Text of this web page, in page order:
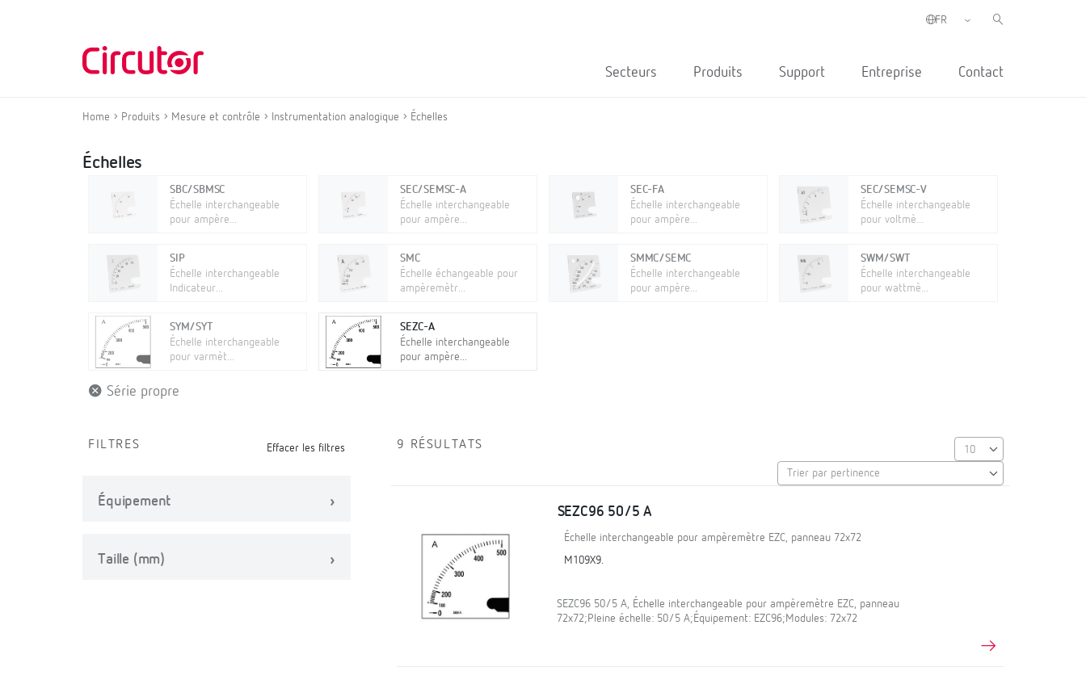
Secteurs Produits Support Entreprise Contact
Home Produits Mesure et contrôle Instrumentation analogique Échelles
Échelles
SBC/SBMSC
Échelle interchangeable
pour ampère...
SEC/SEMSC-A
Échelle interchangeable
pour ampère...
SEC-FA
Échelle interchangeable
pour ampère...
SEC/SEMSC-V
Échelle interchangeable
pour voltmè...
SIP
Échelle interchangeable
Indicateur...
SMC
Échelle échangeable pour
ampèremètr...
SMMC/SEMC
Échelle interchangeable
pour ampère...
SWM/SWT
Échelle interchangeable
pour wattmè...
SYM/SYT
Échelle interchangeable
pour varmèt...
SEZC-A
Échelle interchangeable
pour ampère...
Série propre
FILTRES Effacer les filtres
Équipement
Taille (mm)
9 RÉSULTATS
SEZC96 50/5 A
Échelle interchangeable pour ampèremètre EZC, panneau 72x72
M109X9.
SEZC96 50/5 A, Échelle interchangeable pour ampèremètre EZC, panneau
72x72;Pleine échelle: 50/5 A;Équipement: EZC96;Modules: 72x72